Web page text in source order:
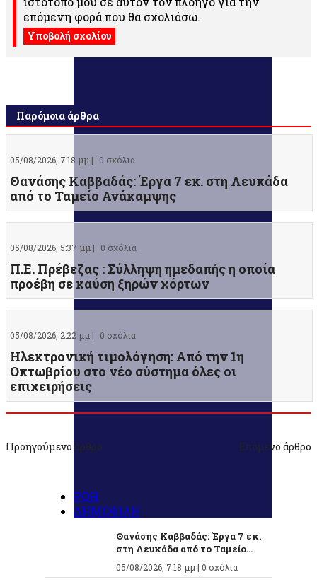
επόμενη φορά που θα σχολιάσω.
Παρόμοια άρθρα
05/08/2026, 7:18 μμ | 0 σχόλια
Θανάσης Καββαδάς: Έργα 7 εκ. στη Λευκάδα
από το Ταμείο Ανάκαμψης
05/08/2026, 5:37 μμ | 0 σχόλια
Π.Ε. Πρέβεζας : Σύλληψη ημεδαπής η οποία
προέβη σε καύση ξηρών χόρτων
05/08/2026, 2:22 μμ | 0 σχόλια
Ηλεκτρονική τιμολόγηση: Από την 1η
Οκτωβρίου στο νέο σύστημα όλες οι
επιχειρήσεις
Προηγούμενο άρθρο Επόμενο άρθρο
ΡΟΗ
ΔΗΜΟΦΙΛΗ
Θανάσης Καββαδάς: Έργα 7 εκ.
στη Λευκάδα από το Ταμείο...
05/08/2026, 7:18 μμ | 0 σχόλια